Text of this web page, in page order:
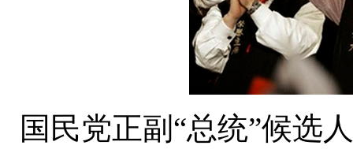
国民党正副“总统”候选